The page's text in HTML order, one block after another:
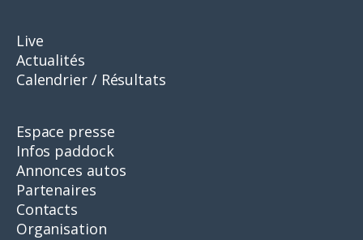
Live
Actualités
Calendrier / Résultats
Espace presse
Infos paddock
Annonces autos
Partenaires
Contacts
Organisation